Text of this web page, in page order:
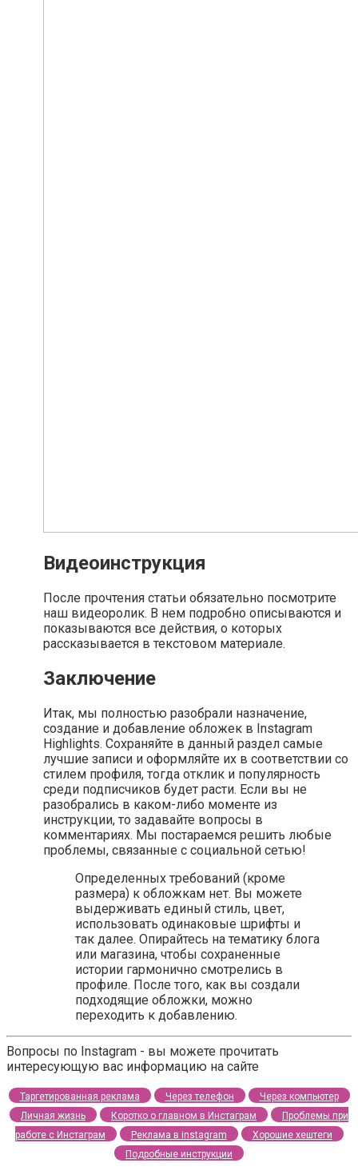
Видеоинструкция
После прочтения статьи обязательно посмотрите
наш видеоролик. В нем подробно описываются и
показываются все действия, о которых
рассказывается в текстовом материале.
Заключение
Итак, мы полностью разобрали назначение,
создание и добавление обложек в Instagram
Highlights. Сохраняйте в данный раздел самые
лучшие записи и оформляйте их в соответствии со
стилем профиля, тогда отклик и популярность
среди подписчиков будет расти. Если вы не
разобрались в каком-либо моменте из
инструкции, то задавайте вопросы в
комментариях. Мы постараемся решить любые
проблемы, связанные с социальной сетью!
Определенных требований (кроме
размера) к обложкам нет. Вы можете
выдерживать единый стиль, цвет,
использовать одинаковые шрифты и
так далее. Опирайтесь на тематику блога
или магазина, чтобы сохраненные
истории гармонично смотрелись в
профиле. После того, как вы создали
подходящие обложки, можно
переходить к добавлению.
Вопросы по Instagram - вы можете прочитать
интересующую вас информацию на сайте
Таргетированная реклама Через телефон
Через компьютер
Личная жизнь
Коротко о главном в Инстаграм
Проблемы при
работе с Инстаграм
Реклама в instagram
Хорошие хештеги
Подробные инструкции